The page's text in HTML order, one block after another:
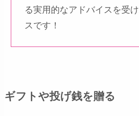
る実用的なアドバイスを受
スです！
ギフトや投げ銭を贈る